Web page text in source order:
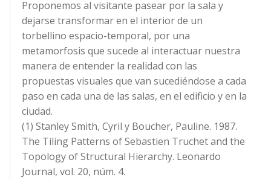
Proponemos al visitante pasear por la sala y
dejarse transformar en el interior de un
torbellino espacio-temporal, por una
metamorfosis que sucede al interactuar nuestra
manera de entender la realidad con las
propuestas visuales que van sucediéndose a cada
paso en cada una de las salas, en el edificio y en la
ciudad.
(1) Stanley Smith, Cyril y Boucher, Pauline. 1987.
The Tiling Patterns of Sebastien Truchet and the
Topology of Structural Hierarchy. Leonardo
Journal, vol. 20, núm. 4.